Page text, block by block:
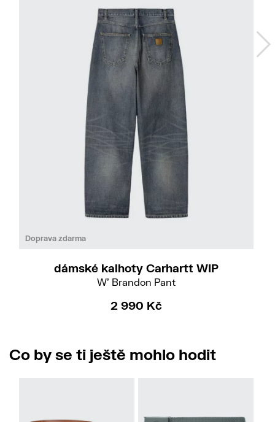
Doprava zdarma
dámské kalhoty Carhartt WIP
W' Brandon Pant
2 990 Kč
Co by se ti ještě mohlo hodit